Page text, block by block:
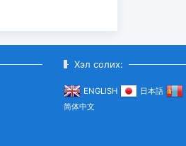
Хэл солих:
ENGLISH 日本語
简体中文